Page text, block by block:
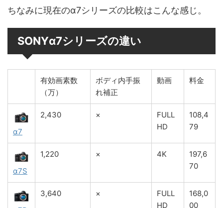
ちなみに現在のα7シリーズの比較はこんな感じ。
SONYα7シリーズの違い
有効画素数
（万）
ボディ内手振
れ補正
動画 料金
α7
2,430 ×
FULL
HD
108,4
79
α7S
1,220 × 4K
197,6
70
3,640 ×
FULL
HD
168,0
00